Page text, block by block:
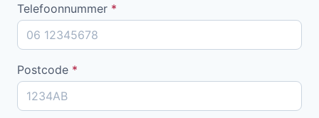
Telefoonnummer *
Postcode *